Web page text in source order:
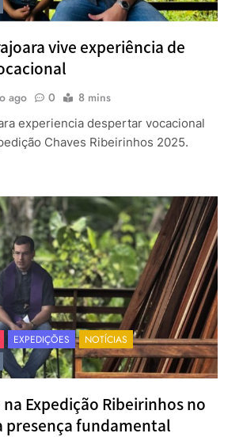
vive experiência de
ago 0 8 mins
experiencia despertar vocacional
Chaves Ribeirinhos 2025.
EXPEDIÇÕES
NOTÍCIAS
Expedição Ribeirinhos no
presença fundamental